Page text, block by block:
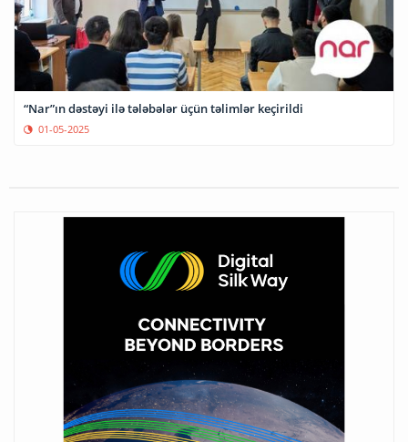
“Nar”ın dəstəyi ilə tələbələr üçün təlimlər keçirildi
01-05-2025